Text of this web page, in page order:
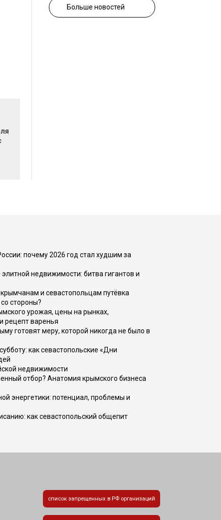
Больше новостей
почему 2026 год стал худшим за
недвижимости: битва гигантов и
и севастопольцам путёвка
стороны?
урожая, цены на рынках,
рецепт варенья
готовят меру, которой никогда не было в
как севастопольские «Дни
недвижимости
отбор? Анатомия крымского бизнеса
энергетики: потенциал, проблемы и
как севастопольский общепит
список запрещенных в РФ организаций